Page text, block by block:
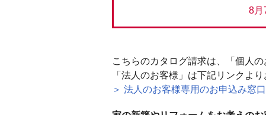
8月
こちらのカタログ請求は、「個人
「法人のお客様」は下記リンクより
＞ 法人のお客様専用のお申込み窓口